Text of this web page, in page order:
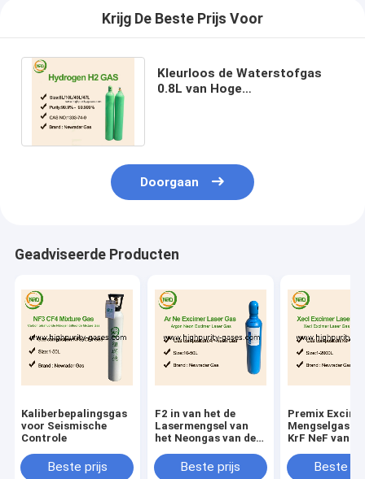
Krijg De Beste Prijs Voor
Kleurloos de Waterstofgas
0.8L van Hoge
Doorgaan
Geadviseerde Producten
Kaliberbepalingsgas
voor Seismische
Controle
Beste prijs
F2 in van het de
Lasermengsel van
het Neongas van de
cilindergas
Beste prijs
Premix
Mengselgas
KrF NeF van
Beste